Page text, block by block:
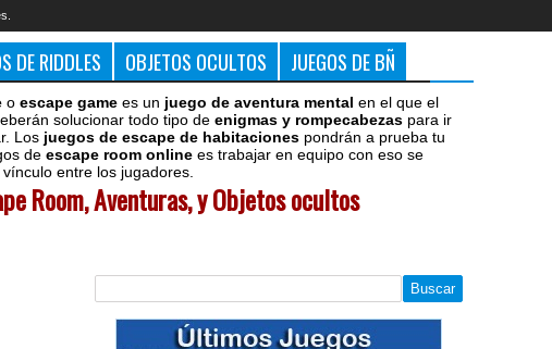
DE RIDDLES OBJETOS OCULTOS JUEGOS DE BÑ
o escape game es un juego de aventura mental en el que el
solucionar todo tipo de enigmas y rompecabezas para ir
Los juegos de escape de habitaciones pondrán a prueba tu
de escape room online es trabajar en equipo con eso se
entre los jugadores.
Room, Aventuras, y Objetos ocultos